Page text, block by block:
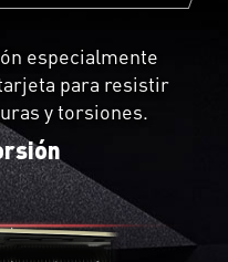
especialmente
para resistir
y torsiones.
adicional
refuerzo
gráfica.
a paso con
son iguales. El
ofrece una gran
reforzado
el límite.